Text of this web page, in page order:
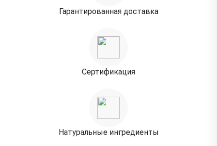
Гарантированная доставка
Сертификация
Натуральные ингредиенты